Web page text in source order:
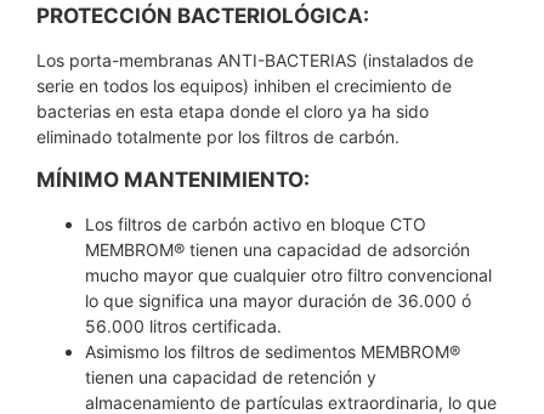
PROTECCIÓN BACTERIOLÓGICA:
Los porta-membranas ANTI-BACTERIAS (instalados de
serie en todos los equipos) inhiben el crecimiento de
bacterias en esta etapa donde el cloro ya ha sido
eliminado totalmente por los filtros de carbón.
MÍNIMO MANTENIMIENTO:
Los filtros de carbón activo en bloque CTO
MEMBROM® tienen una capacidad de adsorción
mucho mayor que cualquier otro filtro convencional
lo que significa una mayor duración de 36.000 ó
56.000 litros certificada.
Asimismo los filtros de sedimentos MEMBROM®
tienen una capacidad de retención y
almacenamiento de partículas extraordinaria, lo que